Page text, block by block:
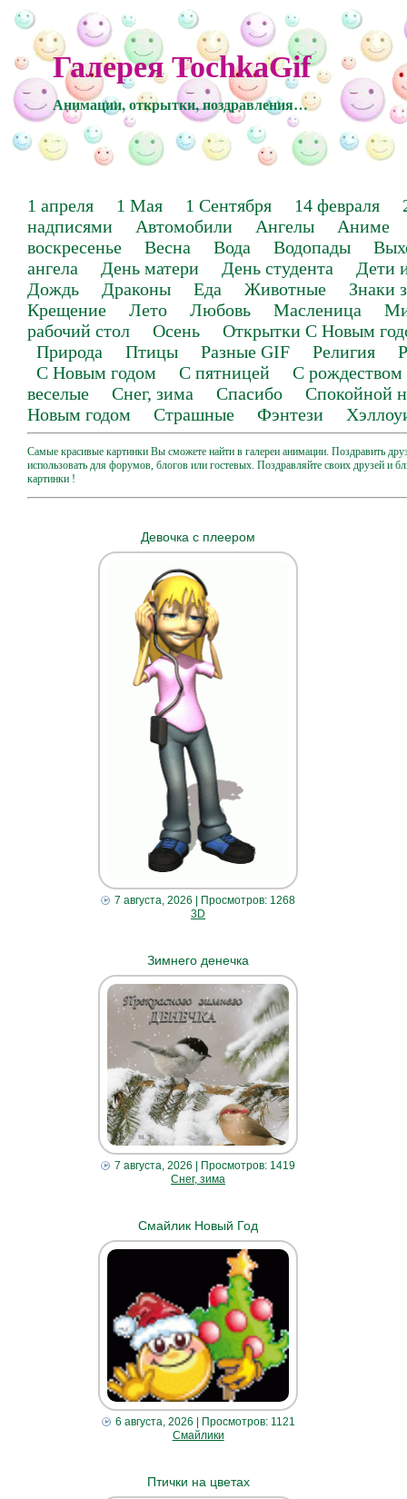
Галерея TochkaGif
Анимации, открытки, поздравления…
1 апреля 1 Мая 1 Сентября 14 февраля
надписями
Автомобили Ангелы
Аниме
воскресенье
Весна Вода Водопады
ангела
День матери День студента
Дети
Дождь
Драконы Еда Животные
Знаки
Крещение
Лето Любовь Масленица
рабочий стол
Осень
Открытки С Новым
Природа
Птицы Разные GIF Религия
С Новым годом
С пятницей
С рождеством
веселые
Снег, зима Спасибо
Спокойной
Новым годом
Страшные Фэнтези
Самые красивые картинки Вы сможете найти в галереи анимации. Поздравить
использовать для форумов, блогов или гостевых. Поздравляйте своих друзей и
картинки !
Девочка с плеером
7 августа, 2026 | Просмотров: 1268
3D
Зимнего денечка
7 августа, 2026 | Просмотров: 1419
Снег, зима
Смайлик Новый Год
6 августа, 2026 | Просмотров: 1121
Смайлики
Птички на цветах